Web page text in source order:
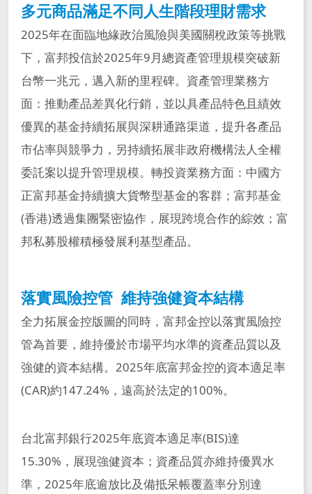
多元商品滿足不同人生階段理財需求
2025年在面臨地緣政治風險與美國關稅政策等挑戰
下，富邦投信於2025年9月總資產管理規模突破新
台幣一兆元，邁入新的里程碑。資產管理業務方
面：推動產品差異化行銷，並以具產品特色且績效
優異的基金持續拓展與深耕通路渠道，提升各產品
市佔率與競爭力，另持續拓展非政府機構法人全權
委託案以提升管理規模。轉投資業務方面：中國方
正富邦基金持續擴大貨幣型基金的客群；富邦基金
(香港)透過集團緊密協作，展現跨境合作的綜效；富
邦私募股權積極發展利基型產品。
落實風險控管 維持強健資本結構
全力拓展金控版圖的同時，富邦金控以落實風險控
管為首要，維持優於市場平均水準的資產品質以及
強健的資本結構。2025年底富邦金控的資本適足率
(CAR)約147.24%，遠高於法定的100%。
台北富邦銀行2025年底資本適足率(BIS)達
15.30%，展現強健資本；資產品質亦維持優異水
準，2025年底逾放比及備抵呆帳覆蓋率分別達